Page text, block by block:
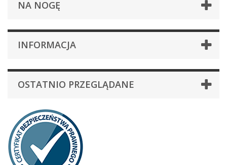
NA NOGĘ
INFORMACJA
OSTATNIO PRZEGLĄDANE